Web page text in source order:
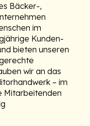
Bäcker-,
im
Kunden-
bieten unseren
wir an das
– im
Mitarbeitenden